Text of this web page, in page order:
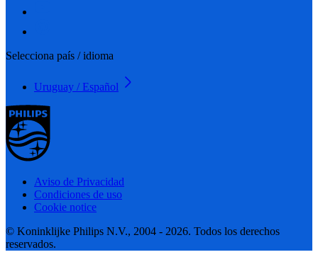
Selecciona país / idioma
Uruguay / Español
Aviso de Privacidad
Condiciones de uso
Cookie notice
© Koninklijke Philips N.V., 2004 - 2026. Todos los derechos
reservados.